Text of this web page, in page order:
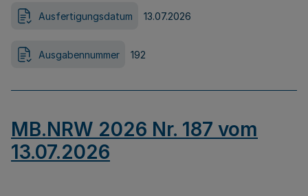
Ausfertigungsdatum 13.07.2026
Ausgabennummer 192
MB.NRW 2026 Nr. 187 vom
13.07.2026